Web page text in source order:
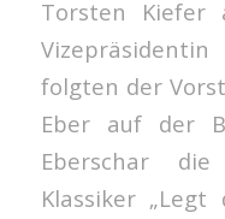
Torsten Kiefer
folgten der
Eber auf der
Eberschar
Klassiker